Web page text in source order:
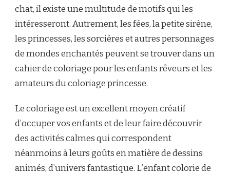
chat, il existe une multitude de motifs qui les
intéresseront. Autrement, les fées, la petite sirène,
les princesses, les sorcières et autres personnages
de mondes enchantés peuvent se trouver dans un
cahier de coloriage pour les enfants rêveurs et les
amateurs du coloriage princesse.
Le coloriage est un excellent moyen créatif
d’occuper vos enfants et de leur faire découvrir
des activités calmes qui correspondent
néanmoins à leurs goûts en matière de dessins
animés, d’univers fantastique. L’enfant colorie de